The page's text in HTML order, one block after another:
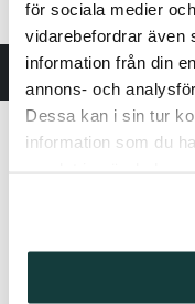
för sociala medier
vidarebefordrar även
information från din
annons- och
Dessa kan i sin tur
information som du
Josefin Kavénon
pianonsoittoa
Kytömäki. Josefin
kamarimusiikin ja
Sibelius-konsertit
kesäisen
Sibeliuksen suuria
Kesä-Sibelius 2023:
1.-2.7. Niilo Autio,